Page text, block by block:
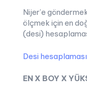
Nijer’e
ölçmek için en
(desi)
Desi hesaplaması
EN X BOY X